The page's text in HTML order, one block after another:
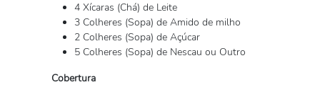
4 Xícaras (Chá) de Leite
3 Colheres (Sopa) de Amido de milho
2 Colheres (Sopa) de Açúcar
5 Colheres (Sopa) de Nescau ou Outro
Cobertura